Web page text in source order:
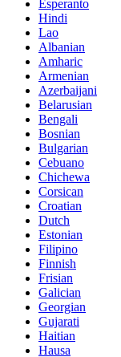
Esperanto
Hindi
Lao
Albanian
Amharic
Armenian
Azerbaijani
Belarusian
Bengali
Bosnian
Bulgarian
Cebuano
Chichewa
Corsican
Croatian
Dutch
Estonian
Filipino
Finnish
Frisian
Galician
Georgian
Gujarati
Haitian
Hausa